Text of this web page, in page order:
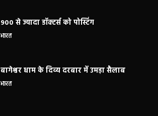
900 से ज्यादा डॉक्टर्स को पोस्टिंग
भारत
बागेश्वर धाम के दिव्य दरबार में उमड़ा सैलाब
भारत